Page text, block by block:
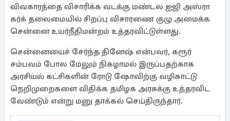
விவகாரத்தை விசாரிக்க வடக்கு மண்டல ஐஜி அஸ்ரா
கர்க் தலைமையில் சிறப்பு விசாரணை குழு அமைக்க
சென்னை உயர்நீதிமன்றம் உத்தரவிட்டுள்ளது.
சென்னையைச் சேர்ந்த தினேஷ் என்பவர், கரூர்
சம்பவம் போல மேலும் நிகழாமல் இருப்பதற்காக
அரசியல் கட்சிகளின் ரோடு ஷோவிற்கு வழிகாட்டு
நெறிமுறைகளை விதிக்க தமிழக அரசுக்கு உத்தரவிட
வேண்டும் என்று மனு தாக்கல் செய்திருந்தார்.